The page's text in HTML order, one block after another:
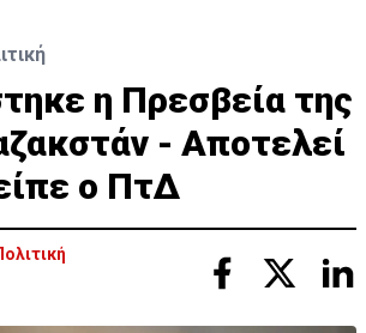
η Πρεσβεία της
- Αποτελεί
ο ΠτΔ